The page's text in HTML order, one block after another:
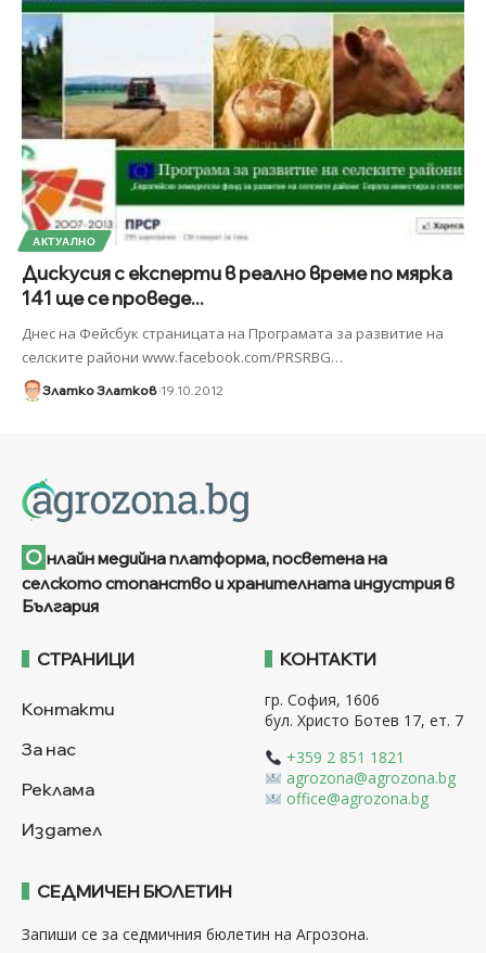
АКТУАЛНО
Дискусия с експерти в реално време по мярка
141 ще се проведе...
Днес на Фейсбук страницата на Програмата за развитие на
селските райони www.facebook.com/PRSRBG…
Златко Златков 19.10.2012
О нлайн медийна платформа, посветена на
селското стопанство и хранителната индустрия в
България
СТРАНИЦИ
Контакти
За нас
Реклама
Издател
КОНТАКТИ
гр. София, 1606
бул. Христо Ботев 17, ет. 7
+359 2 851 1821
agrozona@agrozona.bg
office@agrozona.bg
СЕДМИЧЕН БЮЛЕТИН
Запиши се за седмичния бюлетин на Агрозона.